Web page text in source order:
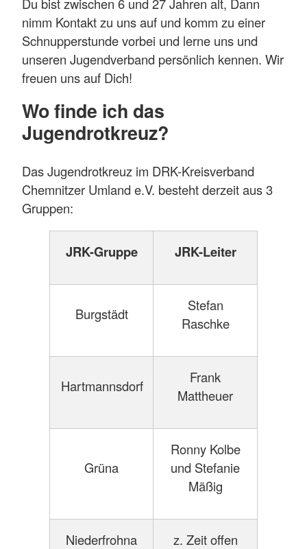
nimm Kontakt zu uns auf und komm zu einer
Schnupperstunde vorbei und lerne uns und
unseren Jugendverband persönlich kennen. Wir
freuen uns auf Dich!
Wo finde ich das
Jugendrotkreuz?
Das Jugendrotkreuz im DRK-Kreisverband
Chemnitzer Umland e.V. besteht derzeit aus 3
Gruppen:
JRK-Gruppe JRK-Leiter
Burgstädt
Stefan
Raschke
Hartmannsdorf
Frank
Mattheuer
Grüna
Ronny Kolbe
und Stefanie
Mäßig
Niederfrohna z. Zeit offen